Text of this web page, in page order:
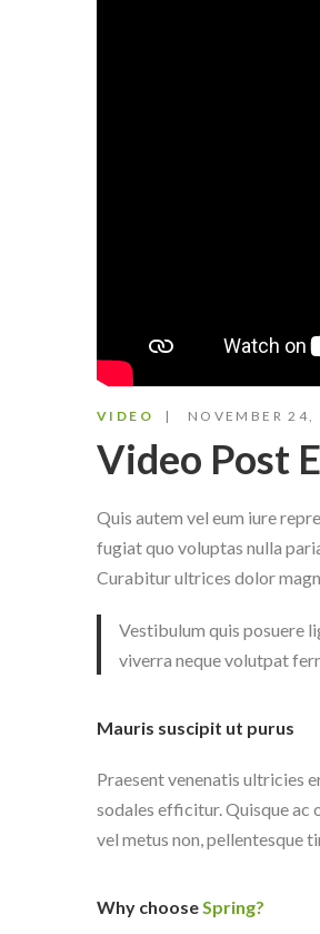
VIDEO NOVEMBER 24,
Video Post
Quis autem vel eum iure
fugiat quo voluptas nulla
Curabitur ultrices dolor
Vestibulum quis posuere
viverra neque volutpat
Mauris suscipit ut purus
Praesent venenatis ultricies
sodales efficitur. Quisque ac
vel metus non, pellentesque
Why chooseSpring?